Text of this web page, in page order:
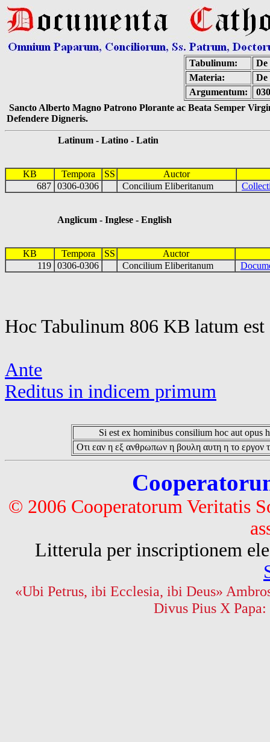
Tabulinum:
De
Materia:
De
Argumentum:
Sancto Alberto Magno Patrono Plorante ac Beata Semper
Defendere Digneris.
Latinum - Latino - Latin
KB Tempora SS
Auctor
687 0306-0306 Concilium Eliberitanum
Anglicum - Inglese - English
KB Tempora SS
Auctor
119 0306-0306 Concilium Eliberitanum
Hoc Tabulinum 806 KB latum
Ante
Reditus in indicem primum
Si est ex hominibus consilium hoc aut opus
Οτι εαν η εξ ανθρωπων η βουλη αυτη η το εργον
© 2006 Cooperatorum Veritatis
Litterula per inscriptionem
«Ubi Petrus, ibi Ecclesia, ibi Deus»
Divus Pius X Papa: